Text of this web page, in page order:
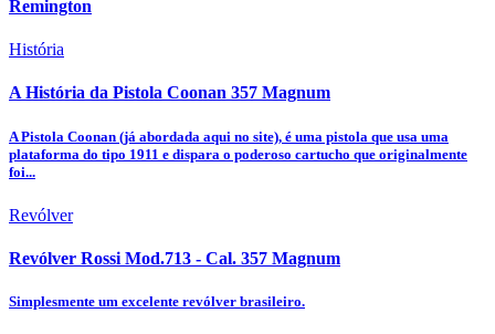
Remington
História
A História da Pistola Coonan 357 Magnum
A Pistola Coonan (já abordada aqui no site), é uma pistola que usa uma
plataforma do tipo 1911 e dispara o poderoso cartucho que originalmente
foi...
Revólver
Revólver Rossi Mod.713 - Cal. 357 Magnum
Simplesmente um excelente revólver brasileiro.